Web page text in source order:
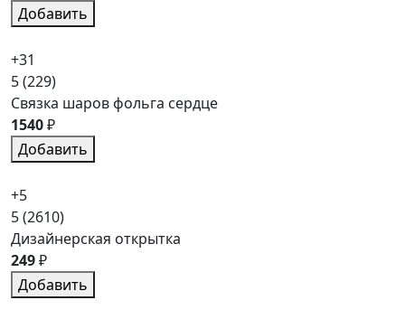
Добавить
+31
5(229)
Связка шаров фольга сердце
1540₽
Добавить
+5
5(2610)
Дизайнерская открытка
249₽
Добавить